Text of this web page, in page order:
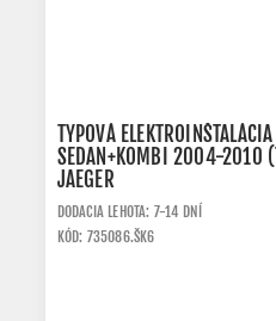
TYPOVÁ
SEDAN+KOMBI 2004-2010
JAEGER
DODACIA LEHOTA: 7-14 DNÍ
KÓD: 735086.ŠK6